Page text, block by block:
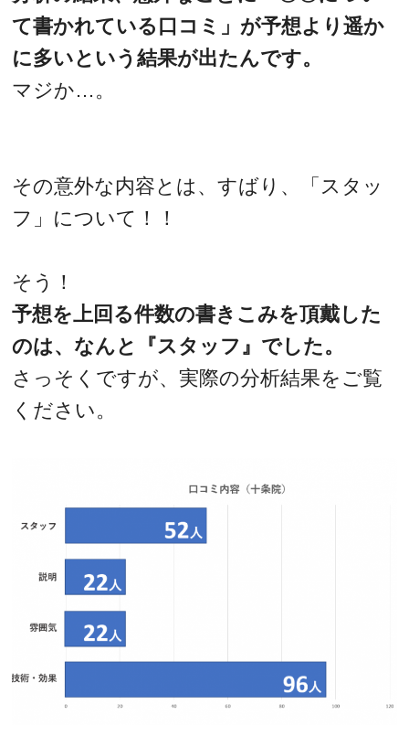
て書かれている口コミ」が予想より遥か
に多いという結果が出たんです。
マジか…。
その意外な内容とは、すばり、「スタッ
フ」について！！
そう！
予想を上回る件数の書きこみを頂戴した
のは、なんと『スタッフ』でした。
さっそくですが、実際の分析結果をご覧
ください。